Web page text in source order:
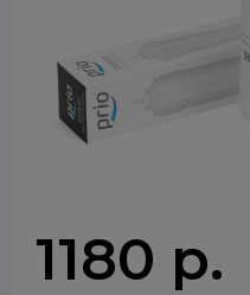
1180 р.